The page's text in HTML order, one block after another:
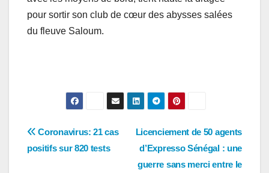
pour sortir son club de cœur des abysses salées
du fleuve Saloum.
Navigation
de
Licenciement de 50 agents
d’Expresso Sénégal : une
guerre sans merci entre le
Coronavirus: 21 cas
positifs sur 820 tests